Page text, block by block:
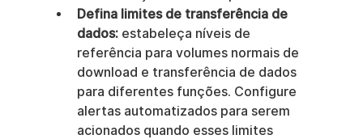
Defina limites de transferência de
dados: estabeleça níveis de
referência para volumes normais de
download e transferência de dados
para diferentes funções. Configure
alertas automatizados para serem
acionados quando esses limites